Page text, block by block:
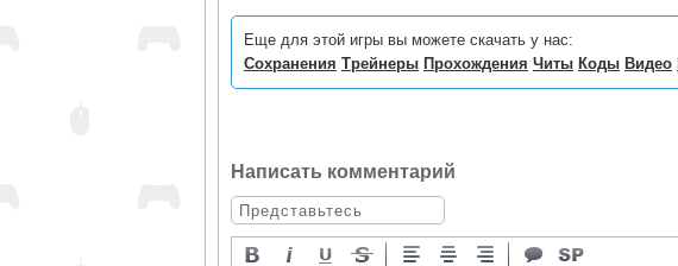
Еще для этой игры вы можете скачать у нас:
Сохранения Трейнеры Прохождения Читы Коды Видео
Написать комментарий